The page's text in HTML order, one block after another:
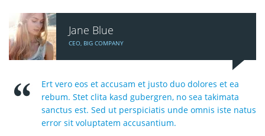
Jane Blue
CEO, BIG COMPANY
Ert vero eos et accusam et justo duo dolores et ea
rebum. Stet clita kasd gubergren, no sea takimata
sanctus est. Sed ut perspiciatis unde omnis iste natus
error sit voluptatem accusantium.